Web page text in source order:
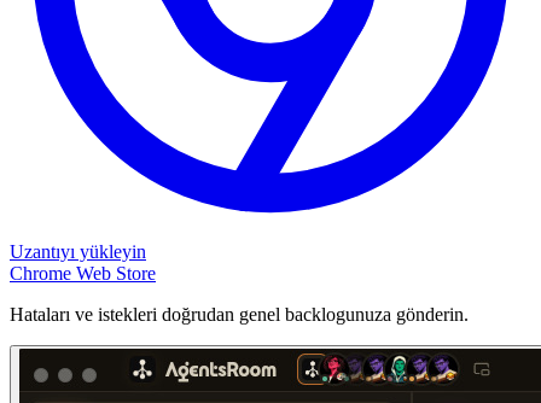
Uzantıyı yükleyin
Chrome Web Store
Hataları ve istekleri doğrudan genel backlogunuza gönderin.